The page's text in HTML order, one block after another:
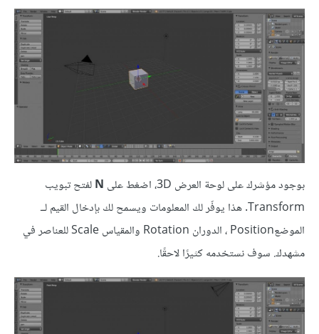
بوجود مؤشرك على لوحة العرض 3D، اضغط على Nلفتح تبويب
Transform. هذا يوفّر لك المعلومات ويسمح لك بإدخال القيم لــ
الموضعPosition ، الدوران Rotation والمقياس Scale للعناصر في
مشهدك. سوف نستخدمه كثيرًا لاحقًا.